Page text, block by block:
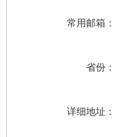
常用邮箱：
省份：
详细地址：